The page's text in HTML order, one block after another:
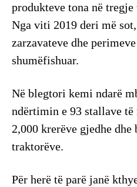
produkteve tona në
Nga viti 2019 deri më
zarzavateve dhe
shumëfishuar.
Në blegtori kemi ndarë
ndërtimin e 93 stallave
2,000 krerëve gjedhe dhe
traktorëve.
Për herë të parë janë